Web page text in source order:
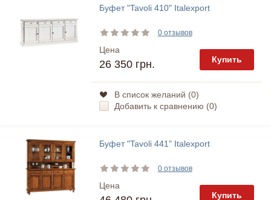
Буфет "Tavoli 410" Italexport
0 отзывов
Цена
26 350 грн. Купить
В список желаний (0)
Добавить к сравнению (0)
Буфет "Tavoli 441" Italexport
0 отзывов
Цена
Купить